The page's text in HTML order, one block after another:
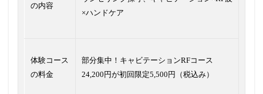
の内容
×ハンドケア
体験コース
の料金
部分集中！キャビテーションRFコース
24,200円が初回限定5,500円（税込み）